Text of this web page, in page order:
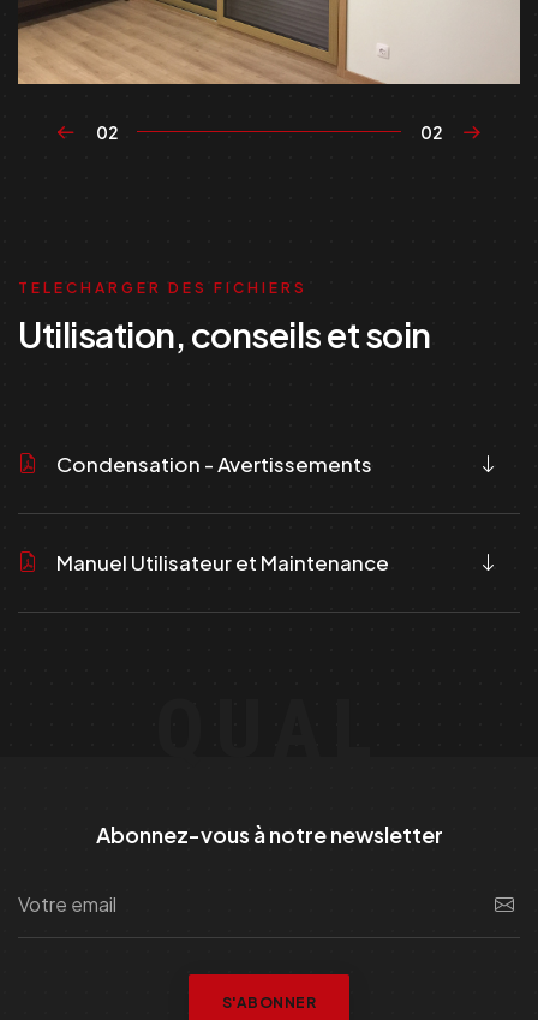
02 02
TELECHARGER DES FICHIERS
Utilisation, conseils et soin
Condensation - Avertissements
Manuel Utilisateur et Maintenance
Abonnez-vous à notre newsletter
S'ABONNER